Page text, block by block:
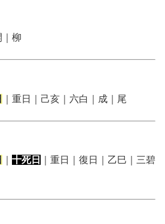
｜柳
｜重日｜己亥｜六白｜成｜尾
十死日
｜重日｜復日｜乙巳｜三碧